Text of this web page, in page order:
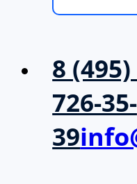
8
726-35-
39